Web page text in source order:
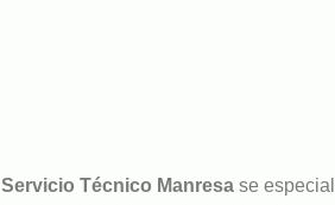
Servicio Técnico Manresa se